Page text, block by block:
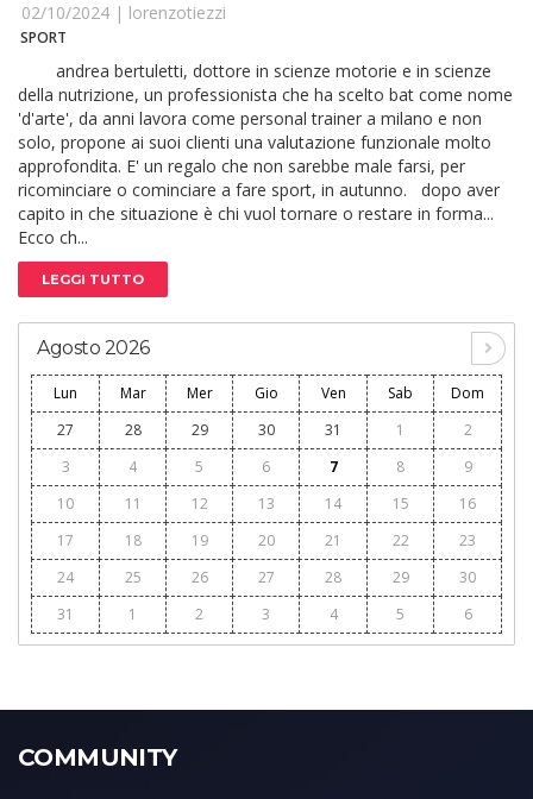
02/10/2024 | lorenzotiezzi
SPORT
andrea bertuletti, dottore in scienze motorie e in scienze
della nutrizione, un professionista che ha scelto bat come nome
'd'arte', da anni lavora come personal trainer a milano e non
solo, propone ai suoi clienti una valutazione funzionale molto
approfondita. E' un regalo che non sarebbe male farsi, per
ricominciare o cominciare a fare sport, in autunno. dopo aver
capito in che situazione è chi vuol tornare o restare in forma...
Ecco ch...
LEGGI TUTTO
Agosto 2026
Lun Mar Mer Gio Ven Sab
Dom
27
28 29 30 31 1
2
3
4 5 6 7 8
9
10
11 12 13 14 15
16
17
18 19 20 21 22
23
24
25 26 27 28 29
30
31
1 2 3 4 5 6
COMMUNITY